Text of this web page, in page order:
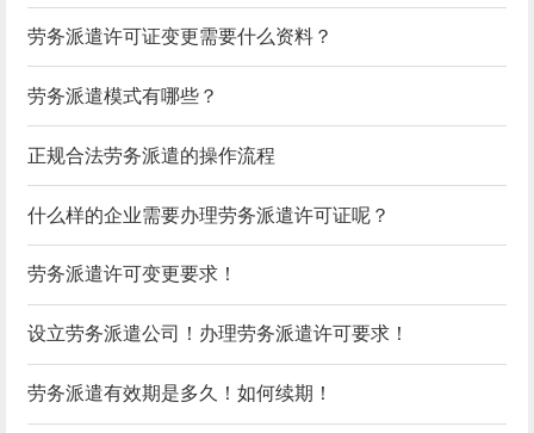
劳务派遣许可证变更需要什么资料？
劳务派遣模式有哪些？
正规合法劳务派遣的操作流程
什么样的企业需要办理劳务派遣许可证呢？
劳务派遣许可变更要求！
设立劳务派遣公司！办理劳务派遣许可要求！
劳务派遣有效期是多久！如何续期！